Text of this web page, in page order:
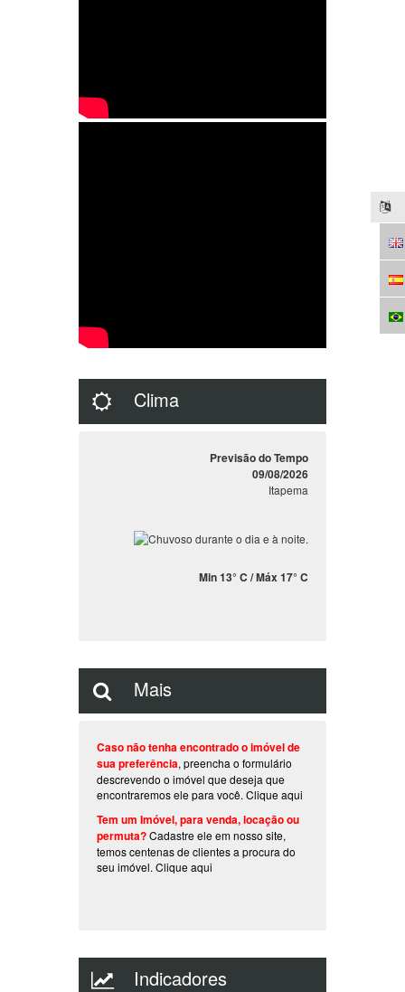
Clima
Previsão do Tempo
09/08/2026
Itapema
Min 13° C / Máx 17° C
Mais
Caso não tenha encontrado o imóvel de
sua preferência, preencha o formulário
descrevendo o imóvel que deseja que
encontraremos ele para você. Clique aqui
Tem um Imóvel, para venda, locação ou
permuta?Cadastre ele em nosso site,
temos centenas de clientes a procura do
seu imóvel. Clique aqui
Indicadores